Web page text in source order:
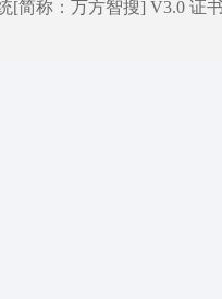
[简称：万方智搜] V3.0 证